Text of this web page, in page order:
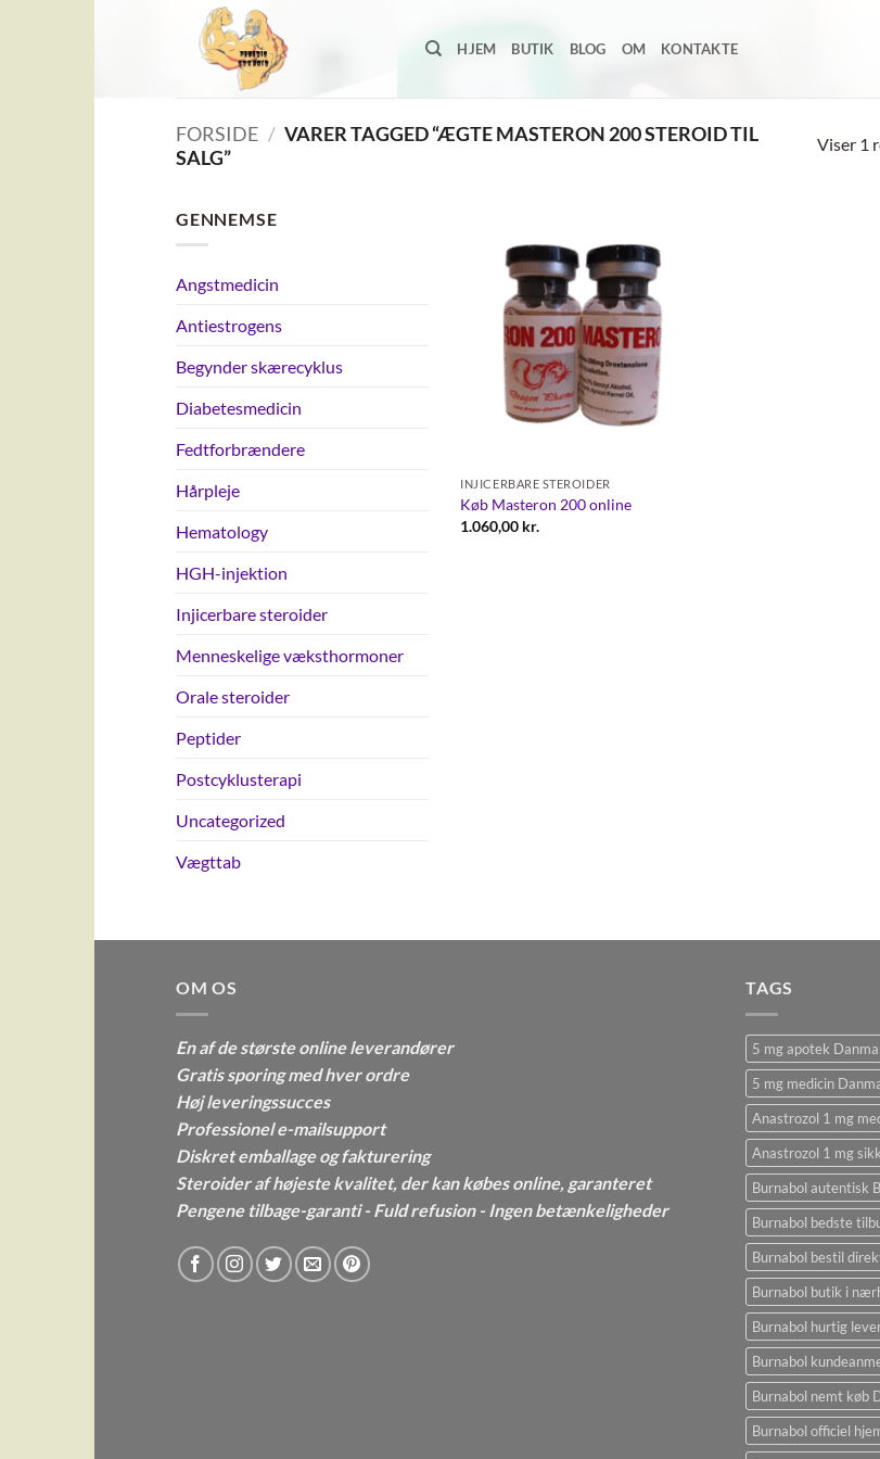
HJEM BUTIK BLOG OM KONTAKTE
FORSIDE / VARER TAGGED “ÆGTE MASTERON 200 STEROID TIL
SALG”
Viser 1
GENNEMSE
Angstmedicin
Antiestrogens
Begynder skærecyklus
Diabetesmedicin
Fedtforbrændere
Hårpleje
Hematology
HGH-injektion
Injicerbare steroider
Menneskelige væksthormoner
Orale steroider
Peptider
Postcyklusterapi
Uncategorized
Vægttab
INJICERBARE STEROIDER
Køb Masteron 200 online
1.060,00 kr.
OM OS
En af de største online leverandører
Gratis sporing med hver ordre
Høj leveringssucces
Professionel e-mailsupport
Diskret emballage og fakturering
Steroider af højeste kvalitet, der kan købes online, garanteret
Pengene tilbage-garanti - Fuld refusion - Ingen betænkeligheder
TAGS
5 mg apotek
5 mg medicin
Anastrozol 1 mg
Anastrozol 1 mg
Burnabol autentisk
Burnabol bedste
Burnabol bestil
Burnabol butik i
Burnabol hurtig
Burnabol
Burnabol nemt køb
Burnabol officiel